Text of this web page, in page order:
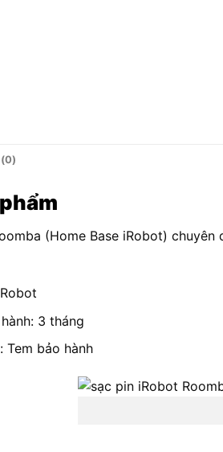
(Home Base iRobot)
3 tháng
Tem bảo hành